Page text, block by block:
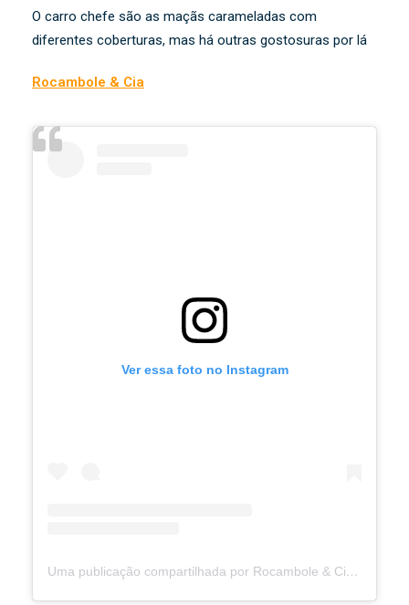
O carro chefe são as maçãs carameladas com
diferentes coberturas, mas há outras gostosuras por lá
Rocambole & Cia
Ver essa foto no Instagram
Uma publicação compartilhada por Rocambole & Cia (@rocamboleecia)